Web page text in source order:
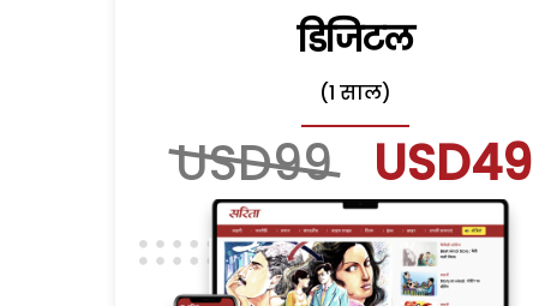
डिजिटल
(1 साल)
USD99 USD49